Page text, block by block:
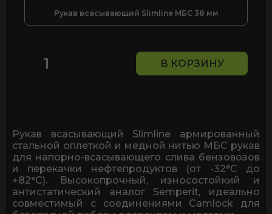
Рукав всасывающий Slimline МБС 38 мм
Количество
38мм
В КОРЗИНУ
Рукав всасывающий Slimline армированный
стальной оплеткой и медной нитью МБС рукав
для напорно-всасывающего слива бензовозов
и перекачки нефтепродуктов (от -32°C до
+82°C). Высокопрочный, износостойкий и
антистатический аналог Semperit, идеально
совместимый с соединениями Camlock для